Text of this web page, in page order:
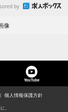
by
像
YouTube
個人情報保護方針
、